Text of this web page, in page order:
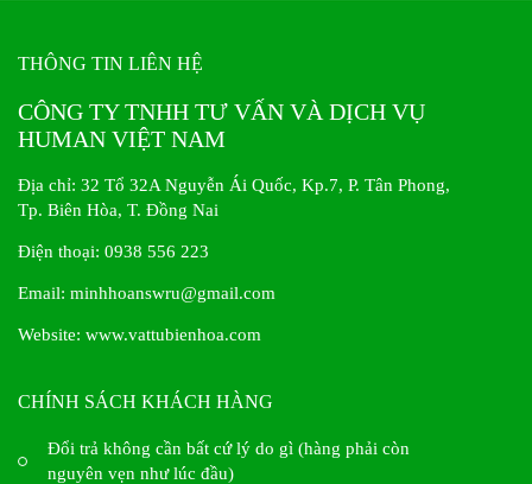
THÔNG TIN LIÊN HỆ
CÔNG TY TNHH TƯ VẤN VÀ DỊCH VỤ
HUMAN VIỆT NAM
Địa chỉ: 32 Tổ 32A Nguyễn Ái Quốc, Kp.7, P. Tân Phong,
Tp. Biên Hòa, T. Đồng Nai
Điện thoại: 0938 556 223
Email: minhhoanswru@gmail.com
Website: www.vattubienhoa.com
CHÍNH SÁCH KHÁCH HÀNG
Đổi trả không cần bất cứ lý do gì (hàng phải còn
nguyên vẹn như lúc đầu)